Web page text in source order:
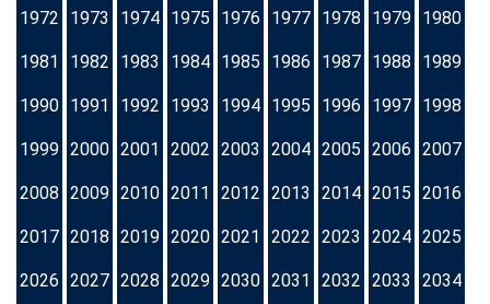
1972 1973 1974 1975 1976 1977 1978 1979 1980
1981 1982 1983 1984 1985 1986 1987 1988 1989
1990 1991 1992 1993 1994 1995 1996 1997 1998
1999 2000 2001 2002 2003 2004 2005 2006 2007
2008 2009 2010 2011 2012 2013 2014 2015 2016
2017 2018 2019 2020 2021 2022 2023 2024 2025
2026 2027 2028 2029 2030 2031 2032 2033 2034